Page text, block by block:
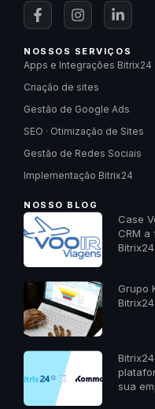
NOSSOS SERVIÇOS
Apps e Integrações Bitrix24
Criação de sites
Gestão de Google Ads
SEO · Otimização de Sites
Gestão de Redes Sociais
Implementação Bitrix24
NOSSO BLOG
Case
CRM
Bitrix24
Grupo
sua